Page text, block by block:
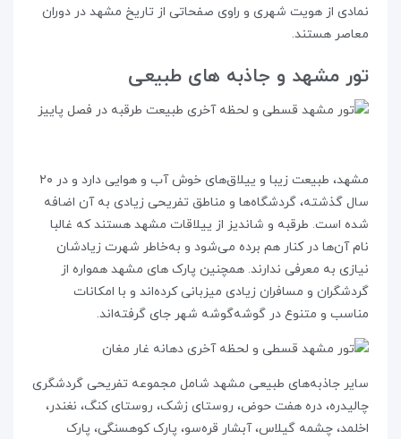
نمادی از هویت شهری و راوی صفحاتی از تاریخ مشهد در دوران
معاصر هستند.
تور مشهد و جاذبه های طبیعی
مشهد، طبیعت زیبا و ییلاق‌های خوش آب و هوایی دارد و در ۲۰
سال گذشته، گردشگاه‌ها و مناطق تفریحی زیادی به آن اضافه
شده است. طرقبه و شاندیز از ییلاقات مشهد هستند که غالبا
نام آن‌ها در کنار هم برده می‌شود و به‌خاطر شهرت زیادشان
نیازی به معرفی ندارند. همچنین پارک های مشهد همواره از
گردشگران و مسافران زیادی میزبانی کرده‌اند و با امکانات
مناسب و متنوع در گوشه‌گوشه شهر جای گرفته‌اند.
سایر جاذبه‌های طبیعی مشهد شامل مجموعه تفریحی گردشگری
چالیدره، دره هفت حوض، روستای زشک، روستای کنگ، نغندر،
اخلمد، چشمه گیلاس، آبشار قره‌سو، پارک کوهسنگی، پارک